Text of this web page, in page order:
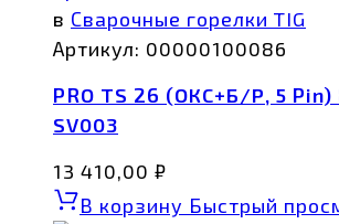
в Сварочные горелки TIG
Артикул: 00000100086
PRO TS 26 (ОКС+Б/Р, 5
SV003
13 410,00 ₽
В корзину Быстрый